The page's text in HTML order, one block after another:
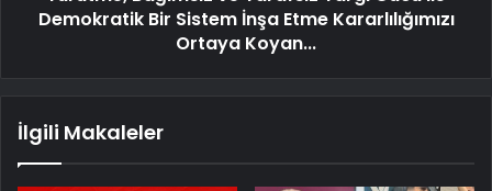
Demokratik Bir Sistem İnşa Etme Kararlılığımızı
Ortaya Koyan...
İlgili Makaleler